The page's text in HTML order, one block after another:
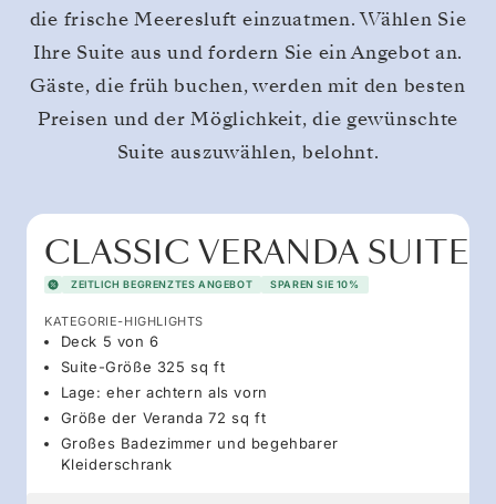
die frische Meeresluft einzuatmen. Wählen Sie
Ihre Suite aus und fordern Sie ein Angebot an.
Gäste, die früh buchen, werden mit den besten
Preisen und der Möglichkeit, die gewünschte
Suite auszuwählen, belohnt.
CLASSIC VERANDA SUITE
ZEITLICH BEGRENZTES ANGEBOT SPAREN SIE 10%
KATEGORIE-HIGHLIGHTS
Deck 5 von 6
Suite-Größe 325 sq ft
Lage: eher achtern als vorn
Größe der Veranda 72 sq ft
Großes Badezimmer und begehbarer
Kleiderschrank